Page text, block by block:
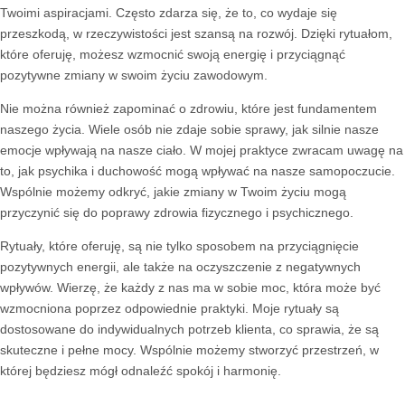
Twoimi aspiracjami. Często zdarza się, że to, co wydaje się
przeszkodą, w rzeczywistości jest szansą na rozwój. Dzięki rytuałom,
które oferuję, możesz wzmocnić swoją energię i przyciągnąć
pozytywne zmiany w swoim życiu zawodowym.
Nie można również zapominać o zdrowiu, które jest fundamentem
naszego życia. Wiele osób nie zdaje sobie sprawy, jak silnie nasze
emocje wpływają na nasze ciało. W mojej praktyce zwracam uwagę na
to, jak psychika i duchowość mogą wpływać na nasze samopoczucie.
Wspólnie możemy odkryć, jakie zmiany w Twoim życiu mogą
przyczynić się do poprawy zdrowia fizycznego i psychicznego.
Rytuały, które oferuję, są nie tylko sposobem na przyciągnięcie
pozytywnych energii, ale także na oczyszczenie z negatywnych
wpływów. Wierzę, że każdy z nas ma w sobie moc, która może być
wzmocniona poprzez odpowiednie praktyki. Moje rytuały są
dostosowane do indywidualnych potrzeb klienta, co sprawia, że są
skuteczne i pełne mocy. Wspólnie możemy stworzyć przestrzeń, w
której będziesz mógł odnaleźć spokój i harmonię.